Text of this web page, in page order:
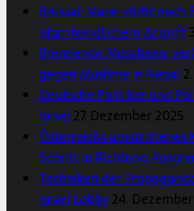
Brüssel: Mann stirbt nach
islamfeindlichem Angriff
Brennende Moscheen,
gegen Muslime in Nepal
Deutsche Politiker und
Israel27. Dezember 2025
Österreichs umstrittenes
Schritt in Richtung
Techniken der
Israel Lobby24.